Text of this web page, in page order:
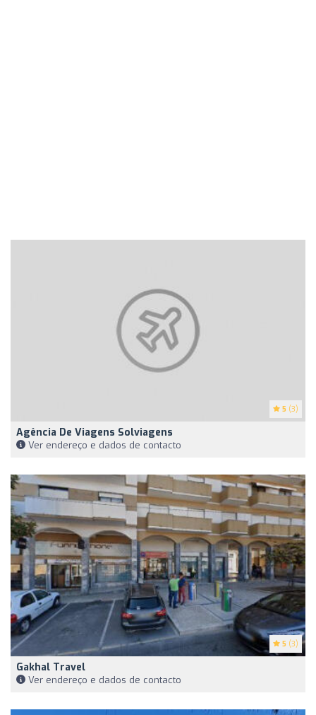
5 (3)
Agência De Viagens Solviagens
Ver endereço e dados de contacto
5 (3)
Gakhal Travel
Ver endereço e dados de contacto